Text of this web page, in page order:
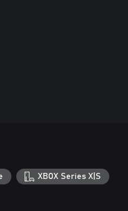
XBOX Series X|S